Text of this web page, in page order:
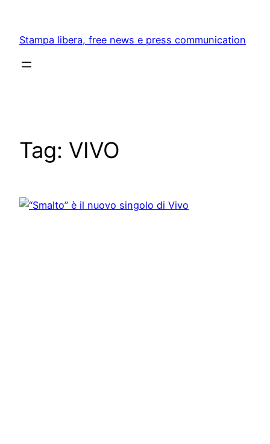
content
Stampa libera, free news e press communication
Tag: VIVO